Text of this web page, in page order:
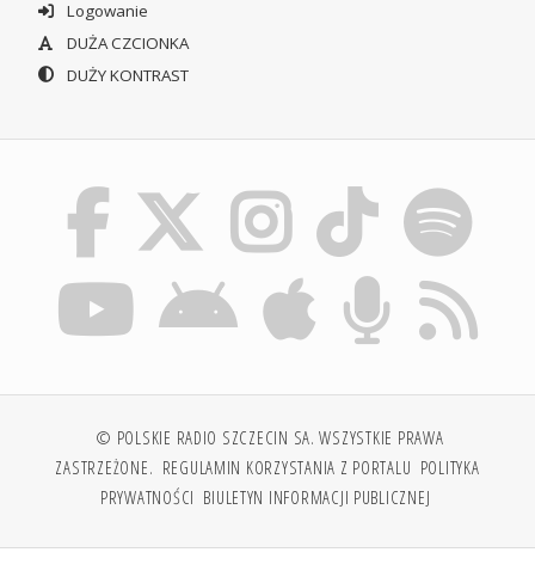
Logowanie
DUŻA CZCIONKA
DUŻY KONTRAST
© POLSKIE RADIO SZCZECIN SA. WSZYSTKIE PRAWA
ZASTRZEŻONE. REGULAMIN KORZYSTANIA Z PORTALU POLITYKA
PRYWATNOŚCI BIULETYN INFORMACJI PUBLICZNEJ